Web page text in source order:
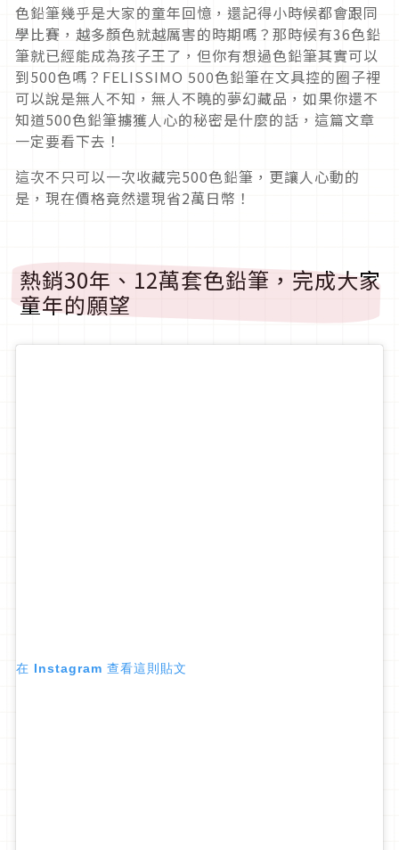
色鉛筆幾乎是大家的童年回憶，還記得小時候都會跟同
學比賽，越多顏色就越厲害的時期嗎？那時候有36色鉛
筆就已經能成為孩子王了，但你有想過色鉛筆其實可以
到500色嗎？FELISSIMO 500色鉛筆在文具控的圈子裡
可以說是無人不知，無人不曉的夢幻藏品，如果你還不
知道500色鉛筆擄獲人心的秘密是什麼的話，這篇文章
一定要看下去！
這次不只可以一次收藏完500色鉛筆，更讓人心動的
是，現在價格竟然還現省2萬日幣！
熱銷30年、12萬套色鉛筆，完成大家
童年的願望
在 Instagram 查看這則貼文